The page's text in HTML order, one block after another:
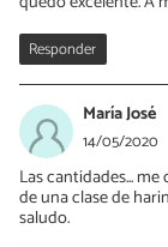
Responder
María José
14/05/2020
Las cantidades...
de una clase de
saludo.